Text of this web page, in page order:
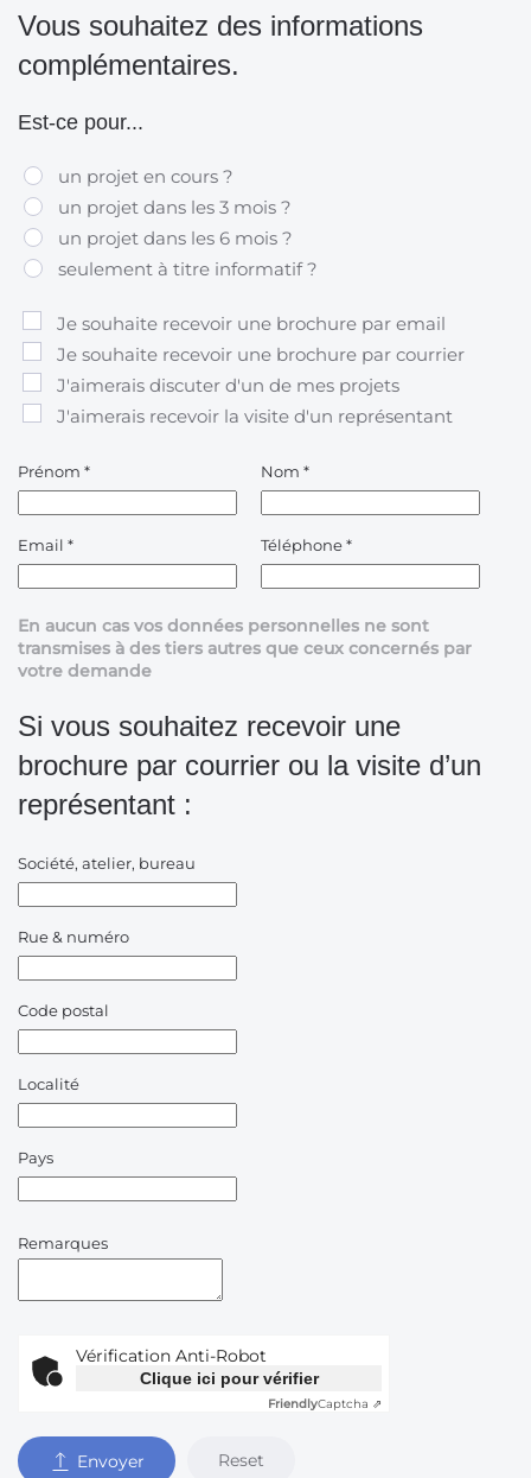
Vous souhaitez des informations
complémentaires.
Est-ce pour...
un projet en cours ?
un projet dans les 3 mois ?
un projet dans les 6 mois ?
seulement à titre informatif ?
Je souhaite recevoir une brochure par email
Je souhaite recevoir une brochure par courrier
J'aimerais discuter d'un de mes projets
J'aimerais recevoir la visite d'un représentant
Prénom * Nom *
Email * Téléphone*
En aucun cas vos données personnelles ne sont
transmises à des tiers autres que ceux concernés par
votre demande
Si vous souhaitez recevoir une
brochure par courrier ou la visite d’un
représentant :
Société, atelier, bureau
Rue & numéro
Code postal
Localité
Pays
Remarques
Vérification Anti-Robot
Clique ici pour vérifier
FriendlyCaptcha ⇗
Envoyer Reset